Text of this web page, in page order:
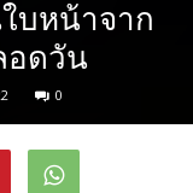
บหน้าจาก
อดวัน
0